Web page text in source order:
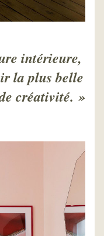
intérieure,
la plus belle
créativité. »